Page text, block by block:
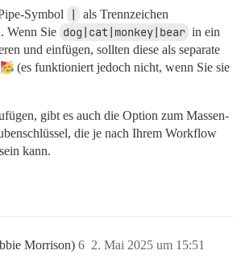
Symbol |
als Trennzeichen
Wenn Sie dog|cat|monkey|bear in ein
und einfügen, sollten diese als separate
(es funktioniert jedoch nicht, wenn Sie sie
gibt es auch die Option zum Massen-
die je nach Ihrem Workflow
kann.
Morrison) 2. Mai 2025 um 15:51
6